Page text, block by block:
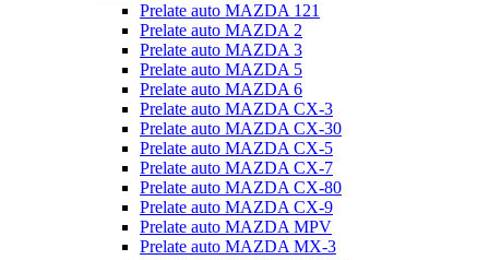
Prelate auto MAZDA 121
Prelate auto MAZDA 2
Prelate auto MAZDA 3
Prelate auto MAZDA 5
Prelate auto MAZDA 6
Prelate auto MAZDA CX-3
Prelate auto MAZDA CX-30
Prelate auto MAZDA CX-5
Prelate auto MAZDA CX-7
Prelate auto MAZDA CX-80
Prelate auto MAZDA CX-9
Prelate auto MAZDA MPV
Prelate auto MAZDA MX-3